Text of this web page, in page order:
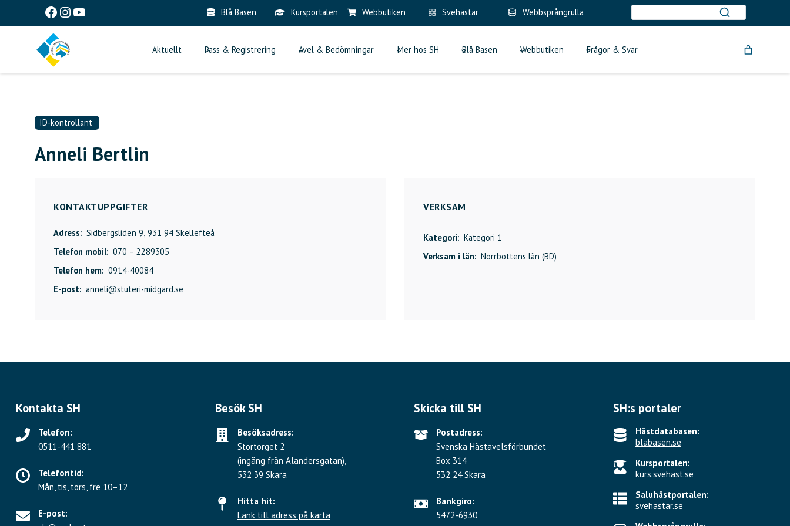
Facebook
Instagram
YouTube Blå Basen Kursportalen Webbutiken Svehästar Webbsprångrulla
Aktuellt Pass & Registrering Avel & Bedömningar Mer hos SH Blå Basen Webbutiken Frågor & Svar
ID-kontrollant
Anneli Bertlin
KONTAKTUPPGIFTER
Adress: Sidbergsliden 9, 931 94 Skellefteå
Telefon mobil: 070 – 2289305
Telefon hem: 0914-40084
E-post: anneli@stuteri-midgard.se
VERKSAM
Kategori: Kategori 1
Verksam i län: Norrbottens län (BD)
Kontakta SH
Telefon:
0511-441 881
Telefontid:
Mån, tis, tors, fre 10–12
E-post:
Besök SH
Besöksadress:
Stortorget 2
(ingång från Alandersgatan),
532 39 Skara
Hitta hit:
Länk till adress på karta
Skicka till SH
Postadress:
Svenska Hästavelsförbundet
Box 314
532 24 Skara
Bankgiro:
5472-6930
SH:s portaler
Hästdatabasen:
blabasen.se
Kursportalen:
kurs.svehast.se
Saluhästportalen:
svehastar.se